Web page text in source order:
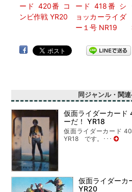
ード 420番 コ
ンビ作戦 YR20
ード 418番 シ
ョッカーライダ
ー１号 NR19
同ジャンル・関
仮面ライダーカード
ーだ！ YR18
仮面ライダーカード
YR18 です。･･･
仮面ライダーカ
YR20